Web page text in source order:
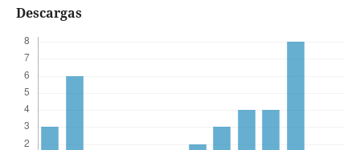
Descargas